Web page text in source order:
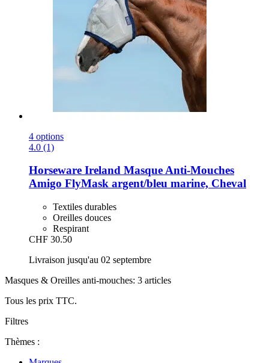
4 options
4.0 (1)
Horseware Ireland Masque Anti-​Mouches
Amigo FlyMask argent/bleu marine, Cheval
Textiles durables
Oreilles douces
Respirant
CHF 30.50
Livraison jusqu'au 02 septembre
Masques & Oreilles anti-mouches: 3 articles
Tous les prix TTC.
Filtres
Thèmes :